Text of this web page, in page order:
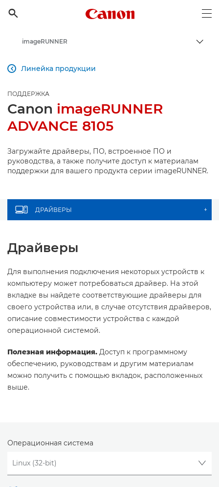

Canon Logo, back to
imageRUNNER
Линейка продукции

ПОДДЕРЖКА
Canon imageRUNNER
ADVANCE 8105
Загружайте драйверы, ПО, встроенное ПО и
руководства, а также получите доступ к материалам
поддержки для вашего продукта серии imageRUNNER.
ДРАЙВЕРЫ +
Драйверы
Для выполнения подключения некоторых устройств к
компьютеру может потребоваться драйвер. На этой
вкладке вы найдете соответствующие драйверы для
своего устройства или, в случае отсутствия драйверов,
описание совместимости устройства с каждой
операционной системой.
Полезная информация. Доступ к программному
обеспечению, руководствам и другим материалам
можно получить с помощью вкладок, расположенных
выше.
Операционная система